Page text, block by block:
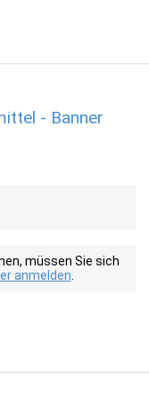
- Banner
müssen Sie sich
anmelden